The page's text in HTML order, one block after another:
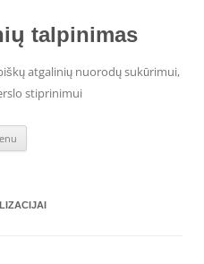
talpinimas
atgalinių nuorodų sukūrimui,
stiprinimui